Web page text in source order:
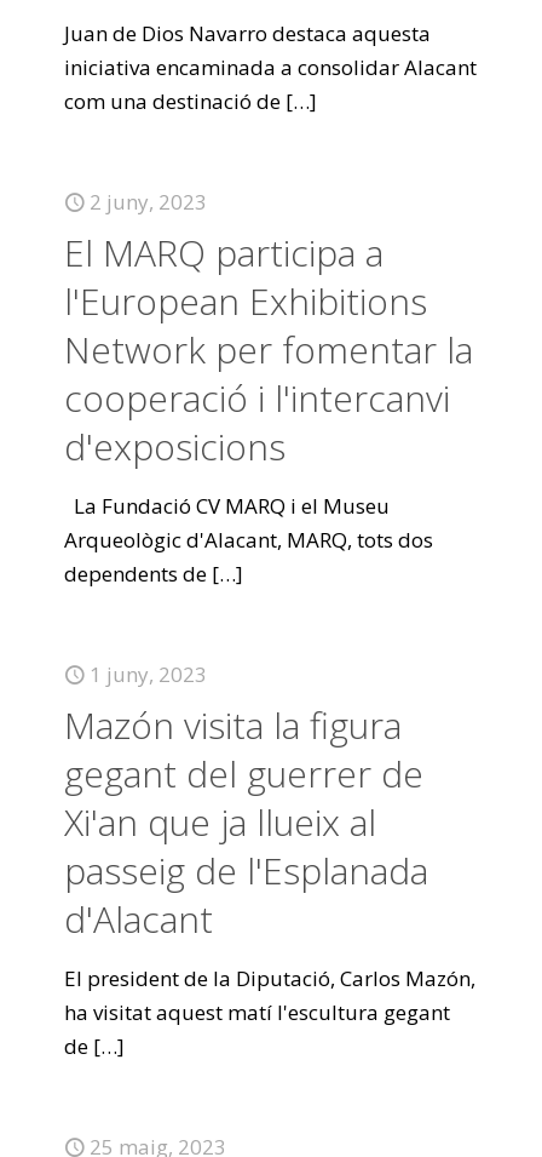
Juan de Dios Navarro destaca aquesta
iniciativa encaminada a consolidar Alacant
com una destinació de […]
2 juny, 2023
El MARQ participa a
l'European Exhibitions
Network per fomentar la
cooperació i l'intercanvi
d'exposicions
La Fundació CV MARQ i el Museu
Arqueològic d'Alacant, MARQ, tots dos
dependents de […]
1 juny, 2023
Mazón visita la figura
gegant del guerrer de
Xi'an que ja llueix al
passeig de l'Esplanada
d'Alacant
El president de la Diputació, Carlos Mazón,
ha visitat aquest matí l'escultura gegant
de […]
25 maig, 2023